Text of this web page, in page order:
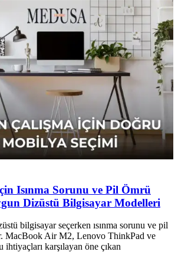
Isınma Sorunu ve Pil Ömrü
Dizüstü Bilgisayar Modelleri
bilgisayar seçerken ısınma sorunu ve pil
MacBook Air M2, Lenovo ThinkPad ve
karşılayan öne çıkan